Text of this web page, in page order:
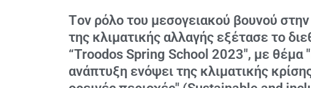
Tον ρόλο του μεσογειακού βουνού
της κλιματικής αλλαγής εξέτασε το
“Troodos Spring School 2023", με θέμα
ανάπτυξη ενόψει της κλιματικής